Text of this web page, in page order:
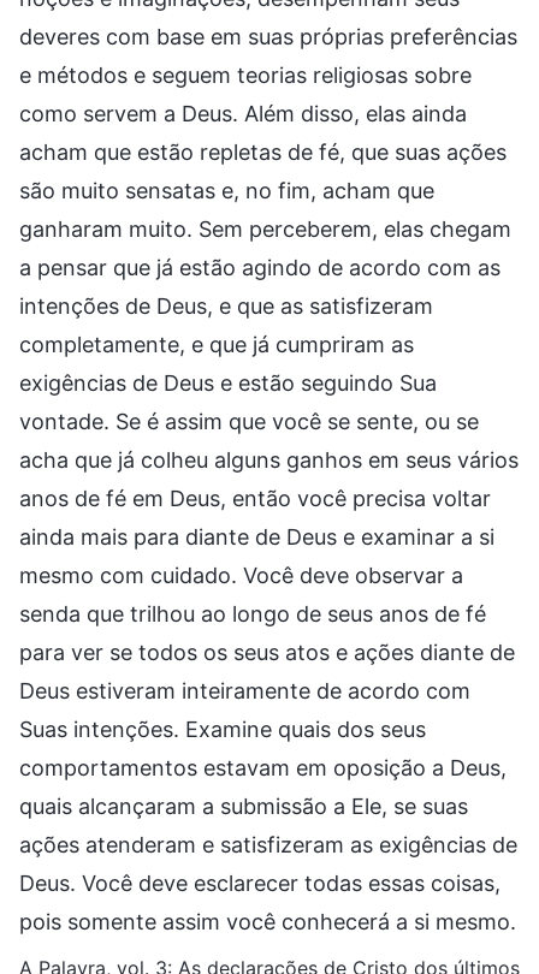
deveres com base em suas próprias preferências
e métodos e seguem teorias religiosas sobre
como servem a Deus. Além disso, elas ainda
acham que estão repletas de fé, que suas ações
são muito sensatas e, no fim, acham que
ganharam muito. Sem perceberem, elas chegam
a pensar que já estão agindo de acordo com as
intenções de Deus, e que as satisfizeram
completamente, e que já cumpriram as
exigências de Deus e estão seguindo Sua
vontade. Se é assim que você se sente, ou se
acha que já colheu alguns ganhos em seus vários
anos de fé em Deus, então você precisa voltar
ainda mais para diante de Deus e examinar a si
mesmo com cuidado. Você deve observar a
senda que trilhou ao longo de seus anos de fé
para ver se todos os seus atos e ações diante de
Deus estiveram inteiramente de acordo com
Suas intenções. Examine quais dos seus
comportamentos estavam em oposição a Deus,
quais alcançaram a submissão a Ele, se suas
ações atenderam e satisfizeram as exigências de
Deus. Você deve esclarecer todas essas coisas,
pois somente assim você conhecerá a si mesmo.
A Palavra, vol. 3: As declarações de Cristo dos últimos